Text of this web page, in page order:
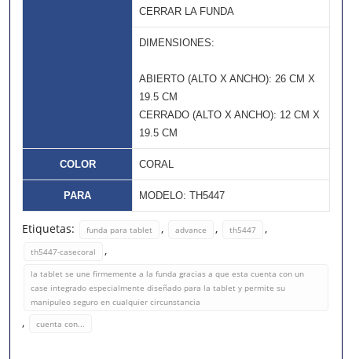
CERRAR LA FUNDA
DIMENSIONES:
ABIERTO (ALTO X ANCHO): 26 CM X
19.5 CM
CERRADO (ALTO X ANCHO): 12 CM X
19.5 CM
COLOR CORAL
PARA MODELO: TH5447
Etiquetas: funda para tablet , advance , th5447 ,
th5447-casecoral ,
la tablet se une firmemente a la funda gracias a que esta cuenta con un
case integrado especialmente diseñado para la tablet y permite su
manipuleo seguro en cualquier circunstancia
, cuenta con...